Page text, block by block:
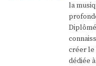
la
créer le
dédiée